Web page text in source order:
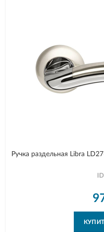
Ручка раздельная Libra
ID